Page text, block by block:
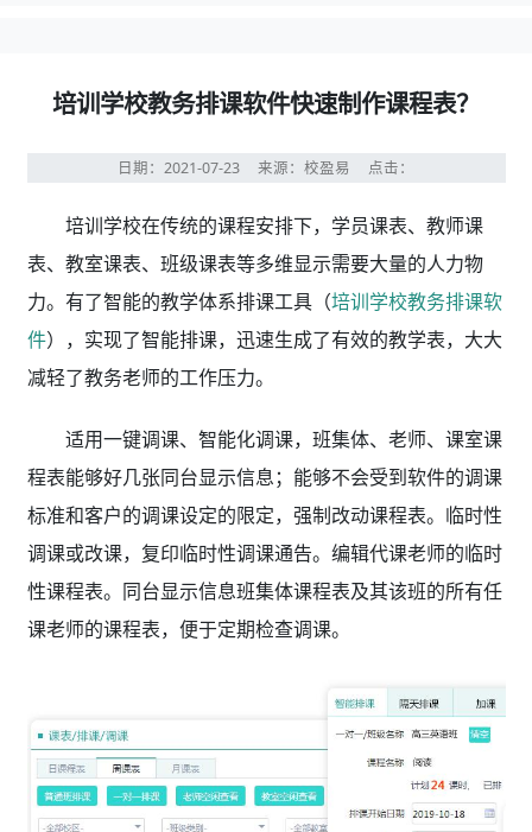
培训学校教务排课软件快速制作课程表？
日期：2021-07-23 来源：校盈易 点击：
培训学校在传统的课程安排下，学员课表、教师课
表、教室课表、班级课表等多维显示需要大量的人力物
力。有了智能的教学体系排课工具（培训学校教务排课软
件），实现了智能排课，迅速生成了有效的教学表，大大
减轻了教务老师的工作压力。
适用一键调课、智能化调课，班集体、老师、课室课
程表能够好几张同台显示信息；能够不会受到软件的调课
标准和客户的调课设定的限定，强制改动课程表。临时性
调课或改课，复印临时性调课通告。编辑代课老师的临时
性课程表。同台显示信息班集体课程表及其该班的所有任
课老师的课程表，便于定期检查调课。